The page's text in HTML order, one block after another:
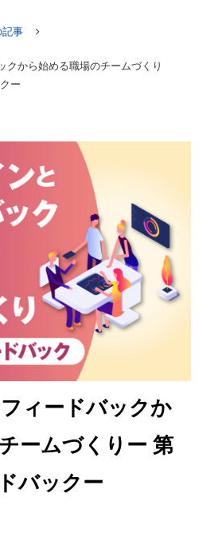
記事
クから始める職場のチームづくり
ー
ィードバックか
ームづくりー 第
バックー